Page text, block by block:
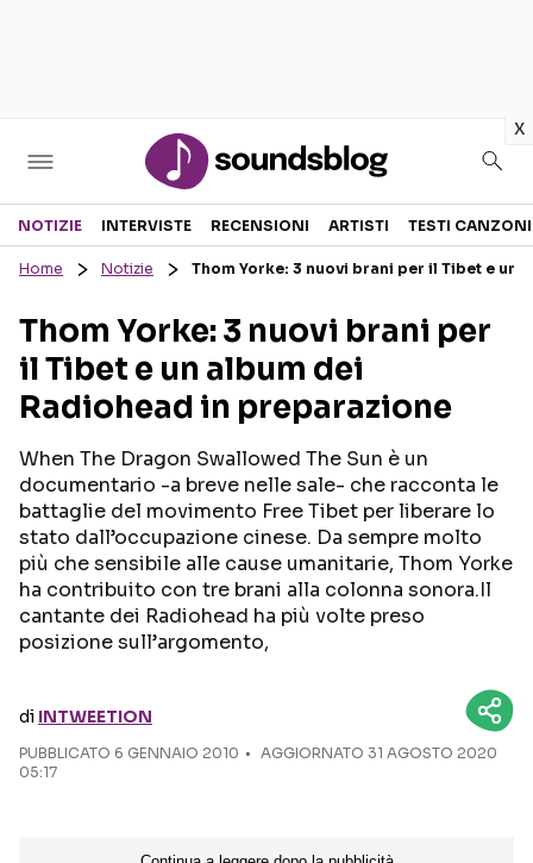
x
Sezioni
RECENSIONI MUSICALI
INTERVISTE
GOSSIP E CURIOSITÀ
TESTI CANZONI
TOUR ED EVENTI
TALENT SHOW
Seguici sui social
NOTIZIE INTERVISTE RECENSIONI ARTISTI TESTI CANZONI
Home Notizie Thom Yorke: 3 nuovi brani per il Tibet e un
Thom Yorke: 3 nuovi brani per
il Tibet e un album dei
Radiohead in preparazione
When The Dragon Swallowed The Sun è un
documentario -a breve nelle sale- che racconta le
battaglie del movimento Free Tibet per liberare lo
stato dall’occupazione cinese. Da sempre molto
più che sensibile alle cause umanitarie, Thom Yorke
ha contribuito con tre brani alla colonna sonora.Il
cantante dei Radiohead ha più volte preso
posizione sull’argomento,
di INTWEETION
PUBBLICATO 6 GENNAIO 2010
AGGIORNATO 31 AGOSTO 2020
05:17